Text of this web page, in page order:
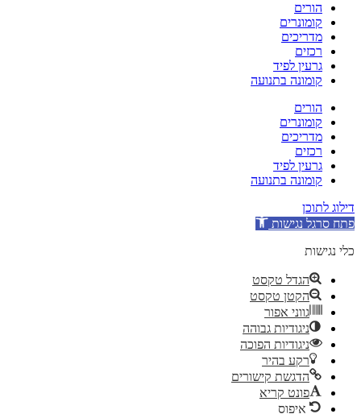
הורים
קומונרים
מדריכים
רכזים
גרעין לפיד
קומונה בתנועה
הורים
קומונרים
מדריכים
רכזים
גרעין לפיד
קומונה בתנועה
דילוג לתוכן
פתח סרגל נגישות
כלי נגישות
הגדל טקסט
הקטן טקסט
גווני אפור
ניגודיות גבוהה
ניגודיות הפוכה
רקע בהיר
הדגשת קישורים
פונט קריא
איפוס